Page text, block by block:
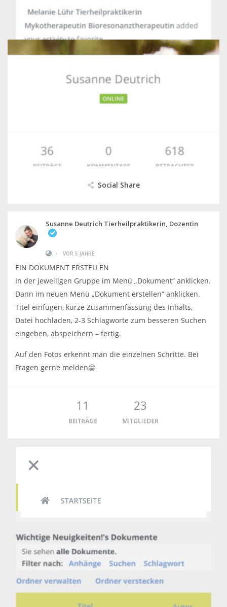
Social Share
Susanne Deutrich Tierheilpraktikerin, Dozentin
• VOR 5 JAHRE
EIN DOKUMENT ERSTELLEN
In der jeweiligen Gruppe im Menü „Dokument“ anklicken.
Dann im neuen Menü „Dokument erstellen“ anklicken.
Titel einfügen, kurze Zusammenfassung des Inhalts,
Datei hochladen, 2-3 Schlagworte zum besseren Suchen
eingeben, abspeichern – fertig.
Auf den Fotos erkennt man die einzelnen Schritte. Bei
Fragen gerne melden🤗